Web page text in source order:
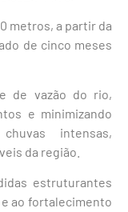
metros, a partir da
de cinco meses
de vazão do rio,
e minimizando
intensas,
da região.
estruturantes
ao fortalecimento